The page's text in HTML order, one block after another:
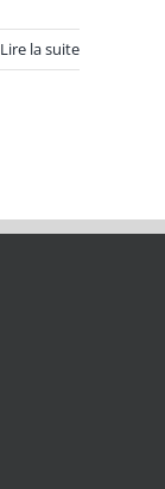
Lire la suite